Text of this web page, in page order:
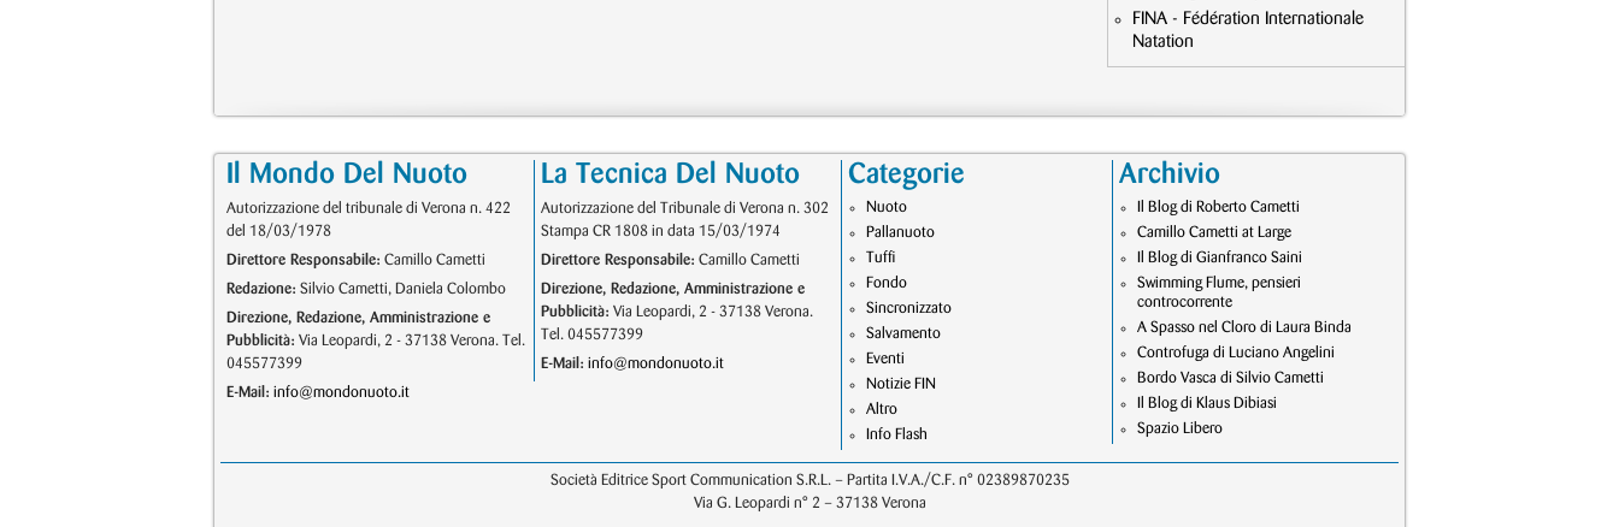
FINA - Fédération Internationale
Natation
Il Mondo Del Nuoto
Autorizzazione del tribunale di Verona n. 422
del 18/03/1978
Direttore Responsabile: Camillo Cametti
Redazione: Silvio Cametti, Daniela Colombo
Direzione, Redazione, Amministrazione e
Pubblicità: Via Leopardi, 2 - 37138 Verona. Tel.
045577399
E-Mail: info@mondonuoto.it
La Tecnica Del Nuoto
Autorizzazione del Tribunale di Verona n. 302
Stampa CR 1808 in data 15/03/1974
Direttore Responsabile: Camillo Cametti
Direzione, Redazione, Amministrazione e
Pubblicità: Via Leopardi, 2 - 37138 Verona.
Tel. 045577399
E-Mail: info@mondonuoto.it
Categorie
Nuoto
Pallanuoto
Tuffi
Fondo
Sincronizzato
Salvamento
Eventi
Notizie FIN
Altro
Info Flash
Archivio
Il Blog di Roberto Cametti
Camillo Cametti at Large
Il Blog di Gianfranco Saini
Swimming Flume, pensieri
controcorrente
A Spasso nel Cloro di Laura Binda
Controfuga di Luciano Angelini
Bordo Vasca di Silvio Cametti
Il Blog di Klaus Dibiasi
Spazio Libero
Società Editrice Sport Communication S.R.L. – Partita I.V.A./C.F. n° 02389870235
Via G. Leopardi n° 2 – 37138 Verona